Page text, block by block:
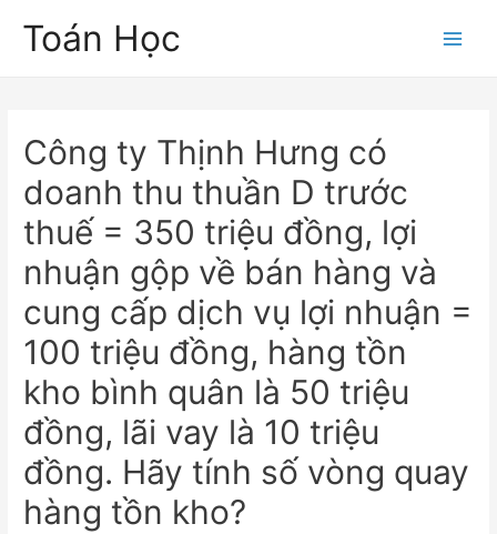
Toán Học
Công ty Thịnh Hưng có
doanh thu thuần D trước
thuế = 350 triệu đồng, lợi
nhuận gộp về bán hàng và
cung cấp dịch vụ lợi nhuận =
100 triệu đồng, hàng tồn
kho bình quân là 50 triệu
đồng, lãi vay là 10 triệu
đồng. Hãy tính số vòng quay
hàng tồn kho?